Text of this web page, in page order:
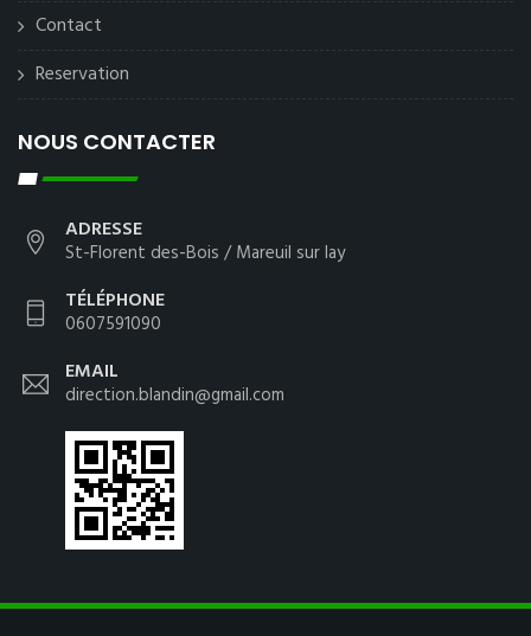
Contact
Reservation
NOUS CONTACTER
ADRESSE
St-Florent des-Bois / Mareuil sur lay
TÉLÉPHONE
0607591090
EMAIL
direction.blandin@gmail.com